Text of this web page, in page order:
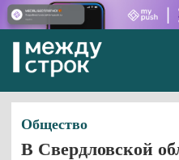
Общество
В Свердловской